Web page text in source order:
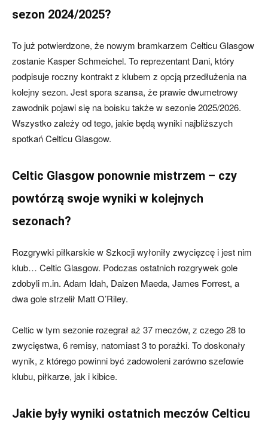
sezon 2024/2025?
To już potwierdzone, że nowym bramkarzem Celticu Glasgow
zostanie Kasper Schmeichel. To reprezentant Dani, który
podpisuje roczny kontrakt z klubem z opcją przedłużenia na
kolejny sezon. Jest spora szansa, że prawie dwumetrowy
zawodnik pojawi się na boisku także w sezonie 2025/2026.
Wszystko zależy od tego, jakie będą wyniki najbliższych
spotkań Celticu Glasgow.
Celtic Glasgow ponownie mistrzem – czy
powtórzą swoje wyniki w kolejnych
sezonach?
Rozgrywki piłkarskie w Szkocji wyłoniły zwycięzcę i jest nim
klub… Celtic Glasgow. Podczas ostatnich rozgrywek gole
zdobyli m.in. Adam Idah, Daizen Maeda, James Forrest, a
dwa gole strzelił Matt O’Riley.
Celtic w tym sezonie rozegrał aż 37 meczów, z czego 28 to
zwycięstwa, 6 remisy, natomiast 3 to porażki. To doskonały
wynik, z którego powinni być zadowoleni zarówno szefowie
klubu, piłkarze, jak i kibice.
Jakie były wyniki ostatnich meczów Celticu